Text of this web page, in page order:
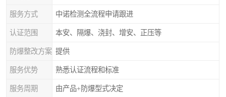
服务方式 中诺检测全流程申请跟进
认证范围 本安、隔爆、浇封、增安、正压等
防爆整改方案 提供
服务优势 熟悉认证流程和标准
服务周期 由产品+防爆型式决定